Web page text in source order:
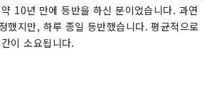
카야마 성, 일본 3대 정
하나인 오카야마 고라쿠엔, 역사와 문화, 예술
하는 구라시키 미관지구 등 세계적인 관광
10년 만에 등반을 하신 분이었습니다. 과연
했지만, 하루 종일 등반했습니다. 평균적으로
이 소요됩니다.